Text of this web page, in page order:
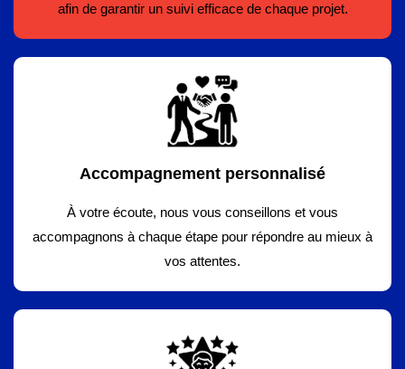
afin de garantir un suivi efficace de chaque projet.
Accompagnement personnalisé
À votre écoute, nous vous conseillons et vous
accompagnons à chaque étape pour répondre au mieux à
vos attentes.